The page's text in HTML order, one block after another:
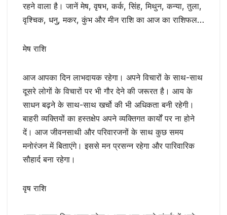
रहने वाला है। जानें मेष, वृषभ, कर्क, सिंह, मिथुन, कन्या, तुला,
वृश्चिक, धनु, मकर, कुंभ और मीन राशि का आज का राशिफल…
मेष राशि
आज आपका दिन लाभदायक रहेगा। अपने विचारों के साथ-साथ
दूसरे लोगों के विचारों पर भी गौर देने की जरूरत है। आय के
साधन बढ़ने के साथ-साथ खर्चो की भी अधिकता बनी रहेगी।
बाहरी व्यक्तियों का हस्तक्षेप अपने व्यक्तिगत कार्यों पर ना होने
दें। आज जीवनसाथी और परिवारजनों के साथ कुछ समय
मनोरंजन में बिताएंगे। इससे मन प्रसन्न रहेगा और पारिवारिक
सौहार्द बना रहेगा।
वृष राशि